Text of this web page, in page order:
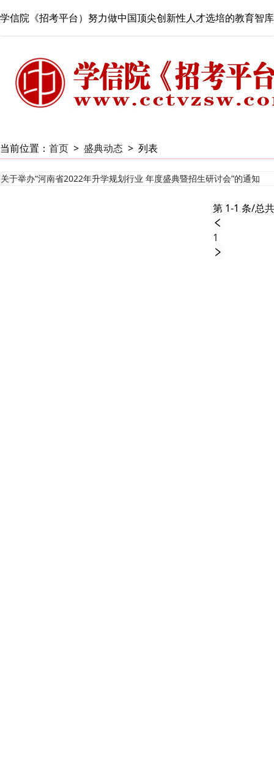
学信院《招考平台）努力做中国顶尖创新性人才选培的教育智库
当前位置： 首页 > 盛典动态 > 列表
关于举办“河南省2022年升学规划行业 年度盛典暨招生研讨会”的通知
第 1-1 条/总
1